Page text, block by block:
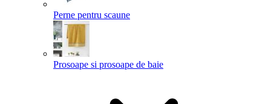
Perne pentru scaune
Prosoape si prosoape de baie